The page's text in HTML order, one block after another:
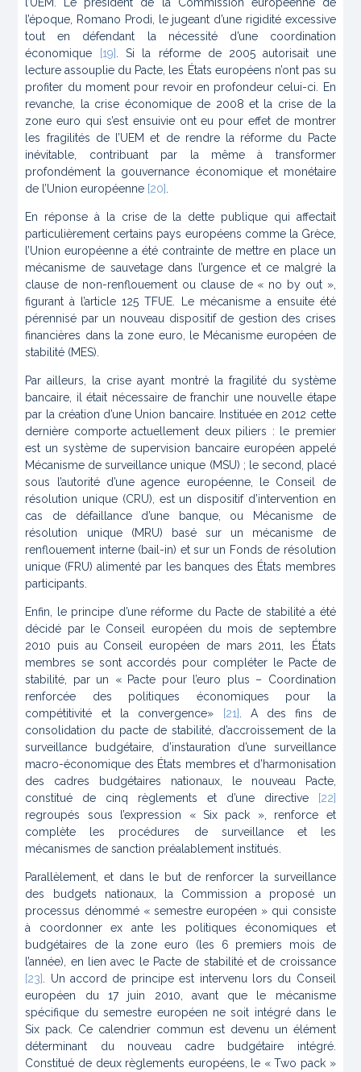
l’époque, Romano Prodi, le jugeant d’une rigidité excessive
tout en défendant la nécessité d’une coordination
économique
[19]
. Si la réforme de 2005 autorisait une
lecture assouplie du Pacte, les États européens n’ont pas su
profiter du moment pour revoir en profondeur celui-ci. En
revanche, la crise économique de 2008 et la crise de la
zone euro qui s’est ensuivie ont eu pour effet de montrer
les fragilités de l’UEM et de rendre la réforme du Pacte
inévitable, contribuant par la même à transformer
profondément la gouvernance économique et monétaire
de l’Union européenne [20]
En réponse à la crise de la dette publique qui affectait
particulièrement certains pays européens comme la Grèce,
l’Union européenne a été contrainte de mettre en place un
mécanisme de sauvetage dans l’urgence et ce malgré la
clause de non-renflouement ou clause de « no by out»,
figurant à l’article 125 TFUE. Le mécanisme a ensuite été
pérennisé par un nouveau dispositif de gestion des crises
financières dans la zone euro, le Mécanisme européen de
stabilité (MES).
Par ailleurs, la crise ayant montré la fragilité du système
bancaire, il était nécessaire de franchir une nouvelle étape
par la création d’une Union bancaire. Instituée en 2012 cette
dernière comporte actuellement deux piliers : le premier
est un système de supervision bancaire européen appelé
Mécanisme de surveillance unique (MSU) ; le second, placé
sous l’autorité d’une agence européenne, le Conseil de
résolution unique (CRU), est un dispositif d’intervention en
cas de défaillance d’une banque, ou Mécanisme de
résolution unique (MRU) basé sur un mécanisme de
renflouement interne (bail-in) et sur un Fonds de résolution
unique (FRU) alimenté par les banques des États membres
participants.
Enfin, le principe d’une réforme du Pacte de stabilité a été
décidé par le Conseil européen du mois de septembre
2010 puis au Conseil européen de mars 2011, les États
membres se sont accordés pour compléter le Pacte de
stabilité, par un « Pacte pour l’euro plus – Coordination
renforcée des politiques économiques pour la
compétitivité et la convergence»
[21] . A des fins de
consolidation du pacte de stabilité, d’accroissement de la
surveillance budgétaire, d’instauration d’une surveillance
macro-économique des États membres et d’harmonisation
des cadres budgétaires nationaux, le nouveau Pacte,
constitué de cinq règlements et d’une directive
[22]
regroupés sous l’expression « Six pack », renforce et
complète les procédures de surveillance et les
mécanismes de sanction préalablement institués.
Parallèlement, et dans le but de renforcer la surveillance
des budgets nationaux, la Commission a proposé un
processus dénommé « semestre européen » qui consiste
à coordonnerex anteles politiques économiques et
budgétaires de la zone euro (les 6 premiers mois de
l’année), en lien avec le Pacte de stabilité et de croissance
[23]
. Un accord de principe est intervenu lors du Conseil
européen du 17 juin 2010, avant que le mécanisme
spécifique du semestre européen ne soit intégré dans le
Six pack. Ce calendrier commun est devenu un élément
déterminant du nouveau cadre budgétaire intégré.
Constitué de deux règlements européens, le « Two pack »